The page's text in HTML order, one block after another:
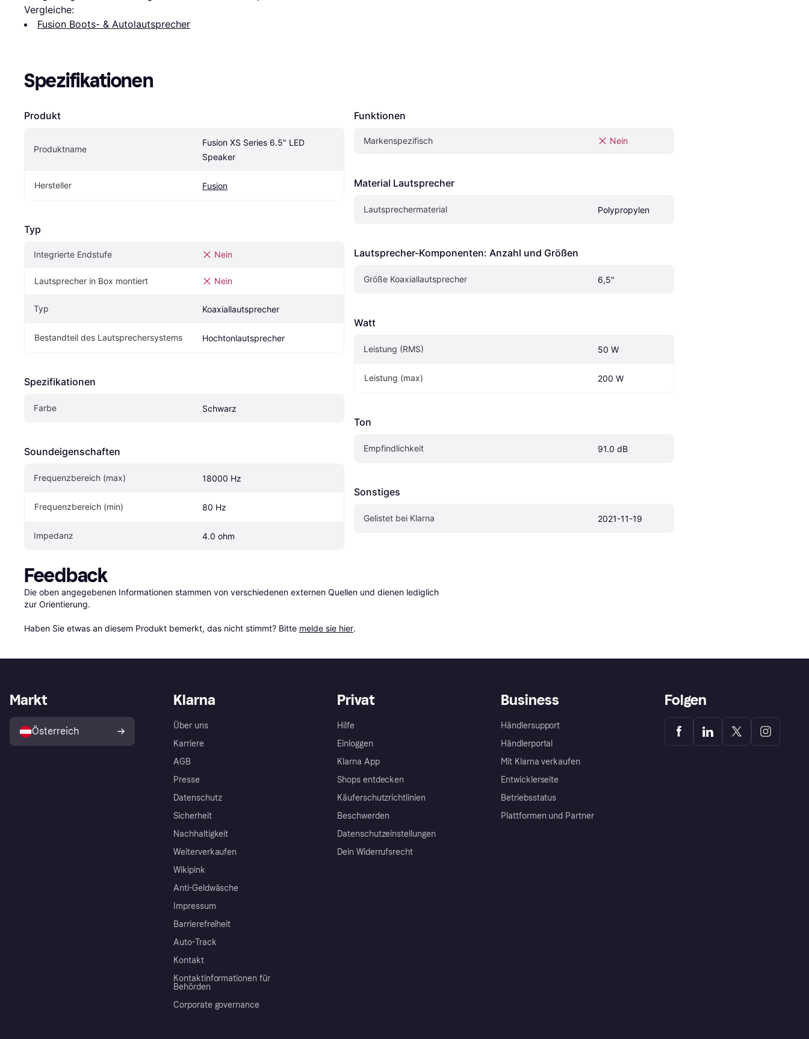
Vergleiche:
Fusion Boots- & Autolautsprecher
Spezifikationen
Produkt
Produktname
Fusion XS Series 6.5" LED
Speaker
Hersteller Fusion
Typ
Integrierte Endstufe Nein
Lautsprecher in Box montiert Nein
Typ Koaxiallautsprecher
Bestandteil des Lautsprechersystems Hochtonlautsprecher
Spezifikationen
Farbe Schwarz
Soundeigen­schaften
Frequenzbereich (max) 18000 Hz
Frequenzbereich (min) 80 Hz
Impedanz 4.0 ohm
Funktionen
Markenspezifisch Nein
Material Lautsprecher
Lautsprechermaterial Polypropylen
Lautsprecher-Komponenten: Anzahl und Größen
Größe Koaxiallautsprecher 6,5"
Watt
Leistung (RMS) 50 W
Leistung (max) 200 W
Ton
Empfindlichkeit 91.0 dB
Sonstiges
Gelistet bei Klarna 2021-11-19
Feedback
Die oben angegebenen Informationen stammen von verschiedenen externen Quellen und dienen lediglich
zur Orientierung.
Haben Sie etwas an diesem Produkt bemerkt, das nicht stimmt? Bitte melde sie hier.
Klarna
Über uns
Karriere
AGB
Presse
Datenschutz
Sicherheit
Nachhaltigkeit
Weiterverkaufen
Wikipink
Anti-Geldwäsche
Impressum
Barrierefreiheit
Auto-Track
Kontakt
Kontaktinformationen für
Behörden
Corporate governance
Privat
Hilfe
Einloggen
Klarna App
Shops entdecken
Käuferschutzrichtlinien
Beschwerden
Datenschutzeinstellungen
Dein Widerrufsrecht
Business
Händlersupport
Händlerportal
Mit Klarna verkaufen
Entwicklerseite
Betriebsstatus
Plattformen und Partner
Markt
Österreich
Folgen